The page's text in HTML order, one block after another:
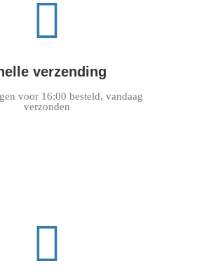
verzending
voor 16:00 besteld, vandaag
verzonden